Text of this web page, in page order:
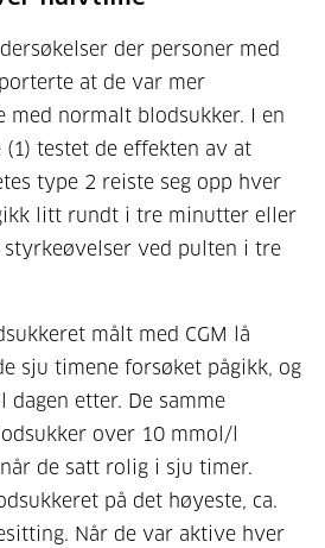
der personer med
at de var mer
med normalt blodsukker. I en
testet de effekten av at
type 2 reiste seg opp hver
litt rundt i tre minutter eller
ved pulten i tre
målt med CGM lå
sju timene forsøket pågikk, og
etter. De samme
over 10 mmol/l
de satt rolig i sju timer.
på det høyeste, ca.
Når de var aktive hver